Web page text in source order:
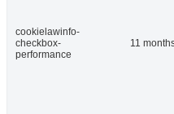
cookielawinfo-
checkbox-
performance
11